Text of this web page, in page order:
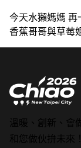
今天水獺媽媽
香蕉哥哥與草莓
溫暖、創新、會
和您做伙拚未來！